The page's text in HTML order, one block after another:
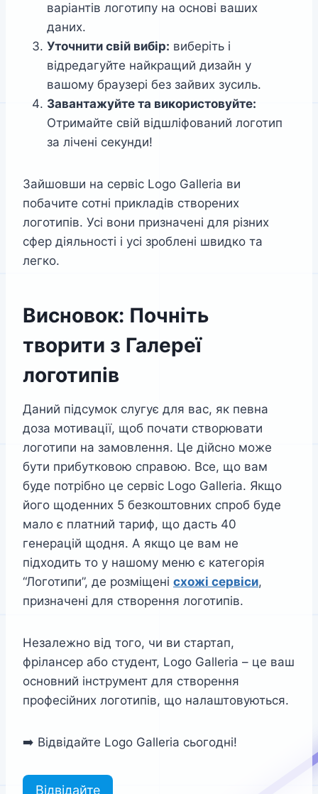
варіантів логотипу на основі ваших
даних.
Уточнити свій вибір: виберіть і
відредагуйте найкращий дизайн у
вашому браузері без зайвих зусиль.
Завантажуйте та використовуйте:
Отримайте свій відшліфований логотип
за лічені секунди!
Зайшовши на сервіс Logo Galleria ви
побачите сотні прикладів створених
логотипів. Усі вони призначені для різних
сфер діяльності і усі зроблені швидко та
легко.
Висновок: Почніть
творити з Галереї
логотипів
Даний підсумок слугує для вас, як певна
доза мотивації, щоб почати створювати
логотипи на замовлення. Це дійсно може
бути прибутковою справою. Все, що вам
буде потрібно це сервіс Logo Galleria. Якщо
його щоденних 5 безкоштовних спроб буде
мало є платний тариф, що дасть 40
генерацій щодня. А якщо це вам не
підходить то у нашому меню є категорія
“Логотипи”, де розміщені схожі сервіси,
призначені для створення логотипів.
Незалежно від того, чи ви стартап,
фрілансер або студент, Logo Galleria – це ваш
основний інструмент для створення
професійних логотипів, що налаштовуються.
➡️ Відвідайте Logo Galleria сьогодні!
Відвідайте